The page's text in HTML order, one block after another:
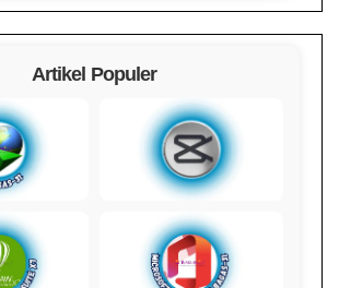
Artikel Populer